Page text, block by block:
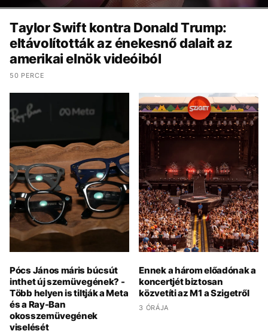
Taylor Swift kontra Donald Trump:
eltávolították az énekesnő dalait az
amerikai elnök videóiból
50 PERCE
Pócs János máris búcsút
inthet új szemüvegének? -
Több helyen is tiltják a Meta
és a Ray-Ban
okosszemüvegének
viselését
Ennek a három előadónak a
koncertjét biztosan
közvetíti az M1 a Szigetről
3 ÓRÁJA